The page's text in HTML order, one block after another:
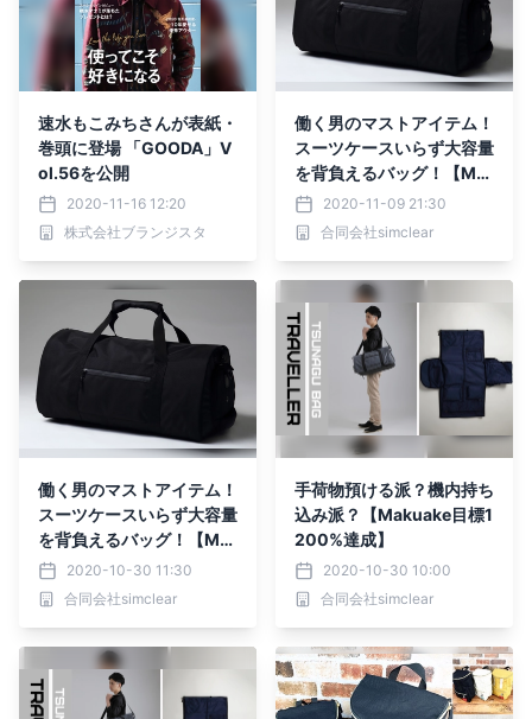
速水もこみちさんが表紙・
巻頭に登場 「GOODA」V
ol.56を公開
2020-11-16 12:20
株式会社ブランジスタ
働く男のマストアイテム！
スーツケースいらず大容量
を背負えるバッグ！【Ma
kuake目標1200%達成】
2020-11-09 21:30
合同会社simclear
働く男のマストアイテム！
スーツケースいらず大容量
を背負えるバッグ！【Ma
kuake目標1200%達成】
2020-10-30 11:30
合同会社simclear
手荷物預ける派？機内持ち
込み派？【Makuake目標1
200%達成】
2020-10-30 10:00
合同会社simclear